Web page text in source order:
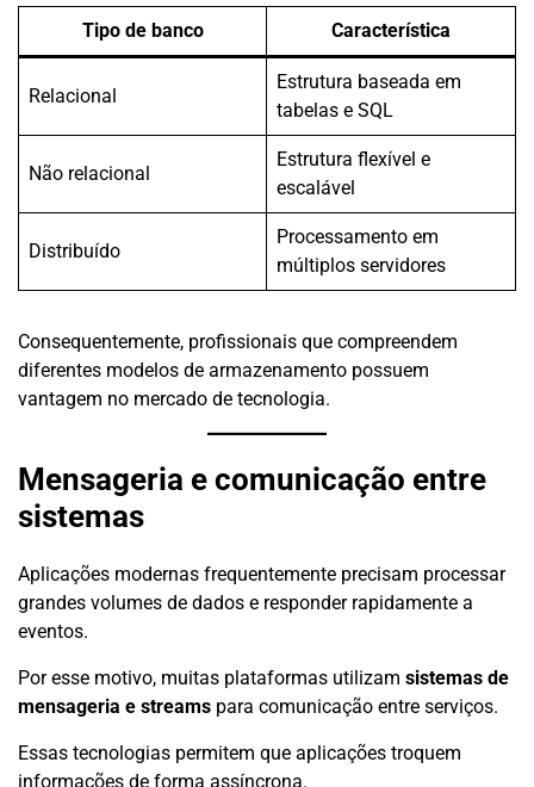
Tipo de banco Característica
Relacional
Estrutura baseada em
tabelas e SQL
Não relacional
Estrutura flexível e
escalável
Distribuído
Processamento em
múltiplos servidores
Consequentemente, profissionais que compreendem
diferentes modelos de armazenamento possuem
vantagem no mercado de tecnologia.
Mensageria e comunicação entre
sistemas
Aplicações modernas frequentemente precisam processar
grandes volumes de dados e responder rapidamente a
eventos.
Por esse motivo, muitas plataformas utilizam sistemas de
mensageria e streams para comunicação entre serviços.
Essas tecnologias permitem que aplicações troquem
informações de forma assíncrona.